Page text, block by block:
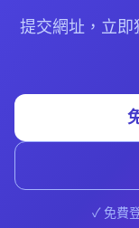
提交網址，立即
✓ 免費